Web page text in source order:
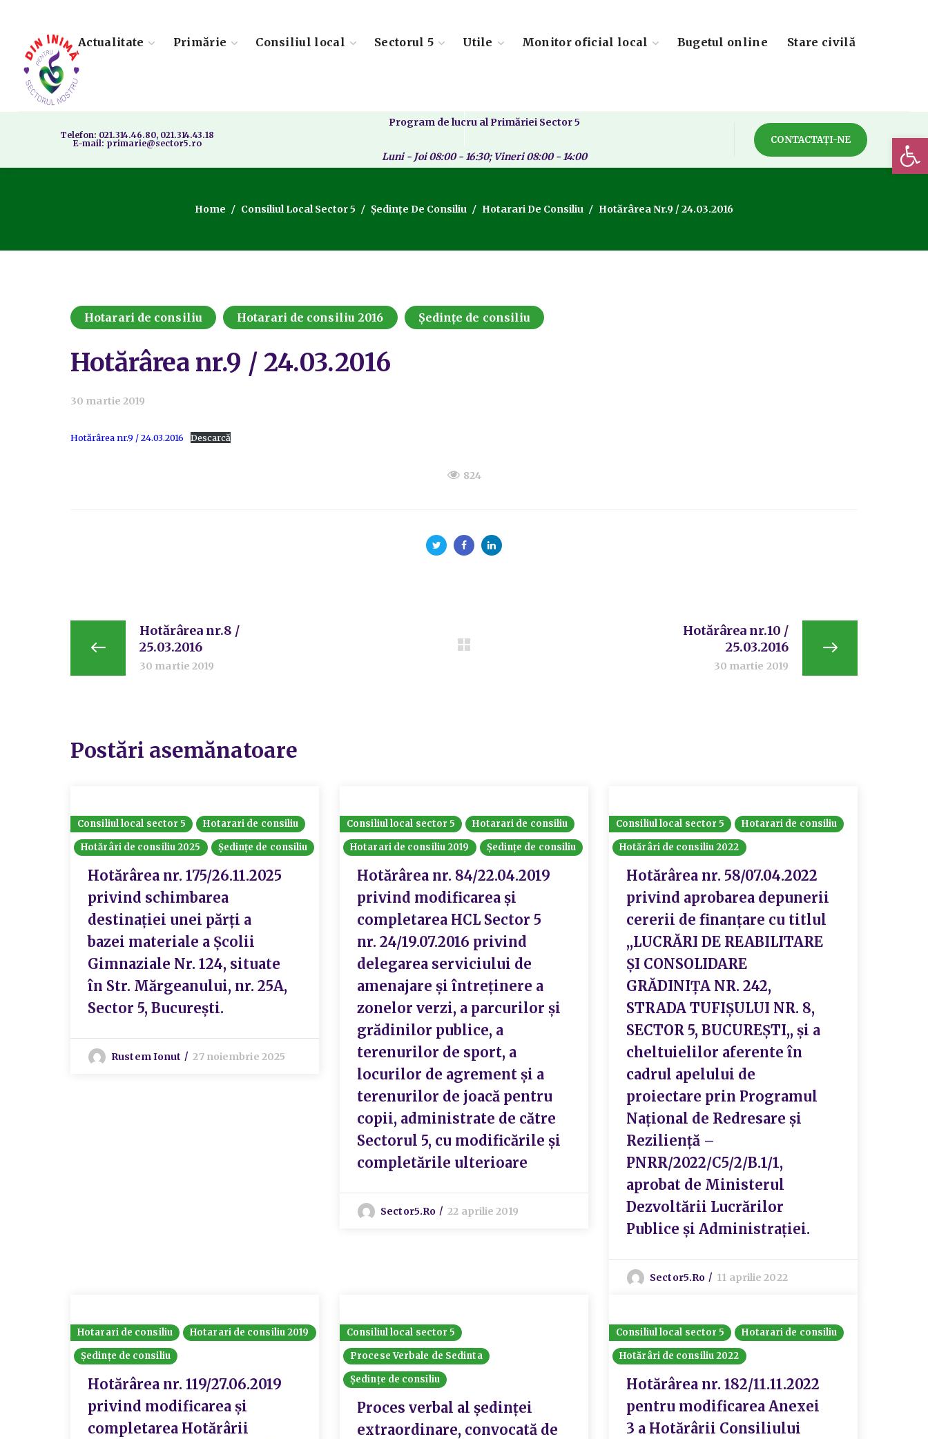
Actualitate Primărie Consiliul local Sectorul 5 Utile Monitor oficial local Bugetul online Stare civilă
Telefon: 021.314.46.80, 021.314.43.18
E-mail: primarie@sector5.ro
Program de lucru al Primăriei Sector 5
Luni - Joi 08:00 - 16:30; Vineri 08:00 - 14:00
CONTACTAȚI-NE
Home Consiliul Local Sector 5 Ședințe De Consiliu Hotarari De Consiliu Hotărârea Nr.9 / 24.03.2016
Hotarari de consiliu Hotarari de consiliu 2016 Ședințe de consiliu
Hotărârea nr.9 / 24.03.2016
30 martie 2019
Hotărârea nr.9 / 24.03.2016 Descarcă
824
Hotărârea nr.8 /
25.03.2016
30 martie 2019
Hotărârea nr.10 /
25.03.2016
30 martie 2019
Postări asemănatoare
Consiliul local sector 5
Hotarari de consiliu
Hotărâri de consiliu 2025
Ședințe de consiliu
Hotărârea nr. 175/26.11.2025
privind schimbarea
destinației unei părți a
bazei materiale a Școlii
Gimnaziale Nr. 124, situate
în Str. Mărgeanului, nr. 25A,
Sector 5, București.
Rustem Ionut 27 noiembrie 2025
Consiliul local sector 5
Hotarari de consiliu
Hotarari de consiliu 2019
Ședințe de consiliu
Hotărârea nr. 84/22.04.2019
privind modificarea și
completarea HCL Sector 5
nr. 24/19.07.2016 privind
delegarea serviciului de
amenajare și întreținere a
zonelor verzi, a parcurilor și
grădinilor publice, a
terenurilor de sport, a
locurilor de agrement și a
terenurilor de joacă pentru
copii, administrate de către
Sectorul 5, cu modificările și
completările ulterioare
Sector5.ro 22 aprilie 2019
Consiliul local sector 5
Hotarari de consiliu
Hotărâri de consiliu 2022
Hotărârea nr. 58/07.04.2022
privind aprobarea depunerii
cererii de finanțare cu titlul
,,LUCRĂRI DE REABILITARE
ȘI CONSOLIDARE
GRĂDINIȚA NR. 242,
STRADA TUFIȘULUI NR. 8,
SECTOR 5, BUCUREȘTI,, și a
cheltuielilor aferente în
cadrul apelului de
proiectare prin Programul
Național de Redresare și
Reziliență –
PNRR/2022/C5/2/B.1/1,
aprobat de Ministerul
Dezvoltării Lucrărilor
Publice și Administrației.
Sector5.ro 11 aprilie 2022
Hotarari de consiliu
Hotarari de consiliu 2019
Ședințe de consiliu
Hotărârea nr. 119/27.06.2019
privind modificarea și
completarea Hotărârii
Consiliul local sector 5
Procese Verbale de Sedinta
Ședințe de consiliu
Proces verbal al ședinței
extraordinare, convocată de
Consiliul local sector 5
Hotarari de consiliu
Hotărâri de consiliu 2022
Hotărârea nr. 182/11.11.2022
pentru modificarea Anexei
3 a Hotărârii Consiliului